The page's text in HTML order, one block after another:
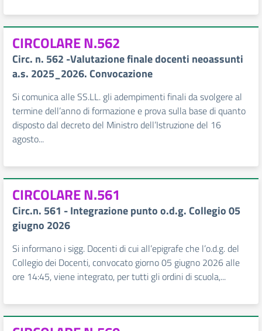
CIRCOLARE N.562
Circ. n. 562 -Valutazione finale docenti neoassunti
a.s. 2025_2026. Convocazione
Si comunica alle SS.LL. gli adempimenti finali da svolgere al
termine dell’anno di formazione e prova sulla base di quanto
disposto dal decreto del Ministro dell’Istruzione del 16
agosto...
CIRCOLARE N.561
Circ.n. 561 - Integrazione punto o.d.g. Collegio 05
giugno 2026
Si informano i sigg. Docenti di cui all’epigrafe che l’o.d.g. del
Collegio dei Docenti, convocato giorno 05 giugno 2026 alle
ore 14:45, viene integrato, per tutti gli ordini di scuola,...